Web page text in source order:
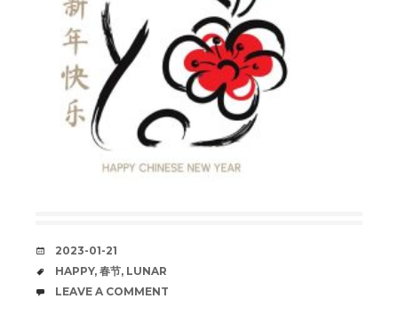
DATE
2023-01-21
TAGS
HAPPY, 春节, LUNAR
COMMENTS
LEAVE A COMMENT